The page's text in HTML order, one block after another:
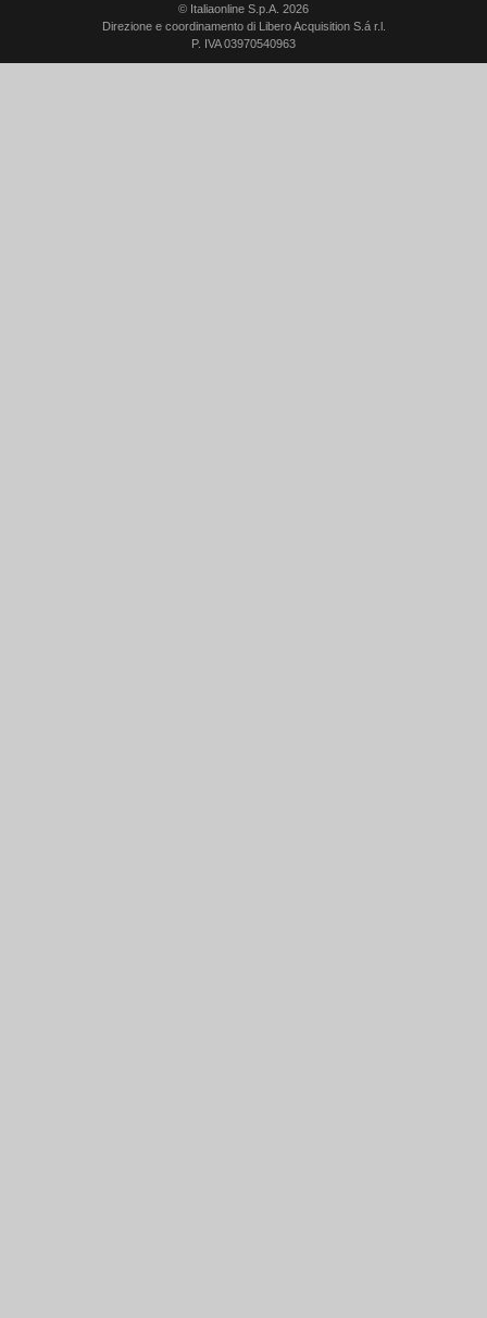
© Italiaonline S.p.A. 2026
Direzione e coordinamento di Libero Acquisition S.á r.l.
P. IVA 03970540963